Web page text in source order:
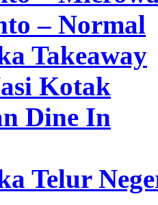
– Normal
Takeaway
Kotak
Dine In
Telur